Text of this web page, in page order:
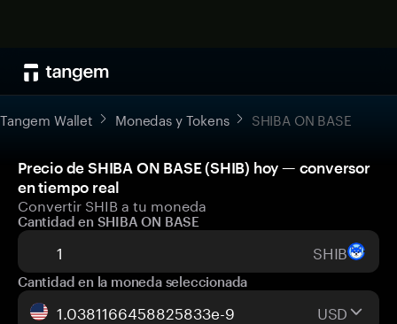
Tangem Wallet Monedas y Tokens SHIBA ON BASE
Precio de SHIBA ON BASE (SHIB) hoy — conversor
en tiempo real
Convertir SHIB a tu moneda
Cantidad en SHIBA ON BASE
SHIB
Cantidad en la moneda seleccionada
USD